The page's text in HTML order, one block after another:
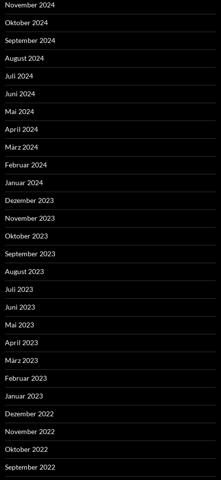
November 2024
Oktober 2024
September 2024
August 2024
Juli 2024
Juni 2024
Mai 2024
April 2024
März 2024
Februar 2024
Januar 2024
Dezember 2023
November 2023
Oktober 2023
September 2023
August 2023
Juli 2023
Juni 2023
Mai 2023
April 2023
März 2023
Februar 2023
Januar 2023
Dezember 2022
November 2022
Oktober 2022
September 2022